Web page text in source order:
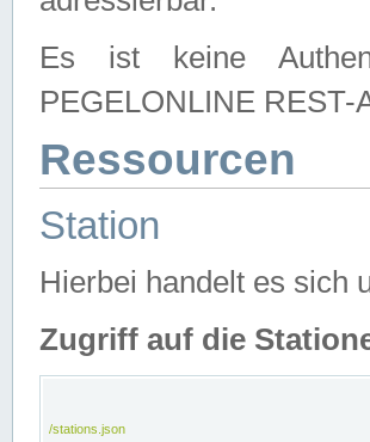
Es ist keine
PEGELONLINE REST-
Ressourcen
Station
Hierbei handelt es sich
Zugriff auf die
/stations.json